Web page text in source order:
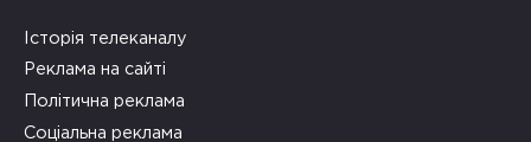
Історія телеканалу
Реклама на сайті
Політична реклама
Соціальна реклама